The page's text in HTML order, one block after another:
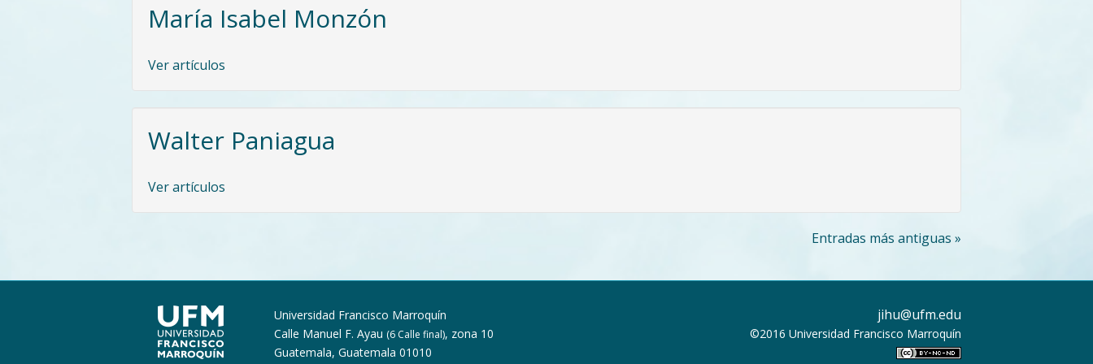
María Isabel Monzón
Ver artículos
Walter Paniagua
Ver artículos
Entradas más antiguas »
Universidad Francisco Marroquín
Calle Manuel F. Ayau (6 Calle final), zona 10
Guatemala, Guatemala 01010
jihu@ufm.edu
©2016 Universidad Francisco Marroquín